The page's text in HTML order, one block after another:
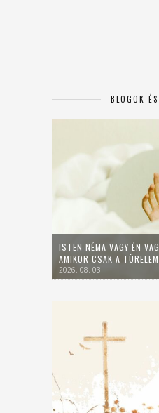
BLOGOK
ISTEN NÉMA VAGY ÉN
AMIKOR CSAK A
2026. 08. 03.